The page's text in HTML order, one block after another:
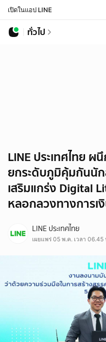
เปิดในแอป LINE
ทั่วไป
LINE ประเทศไทย
ยกระดับภูมิคุ้มกันนั
เสริมแกร่ง Digital
หลอกลวงทางการเ
LINE ประเทศไทย
เผยแพร่ 05 พ.ค. เวลา 06.45